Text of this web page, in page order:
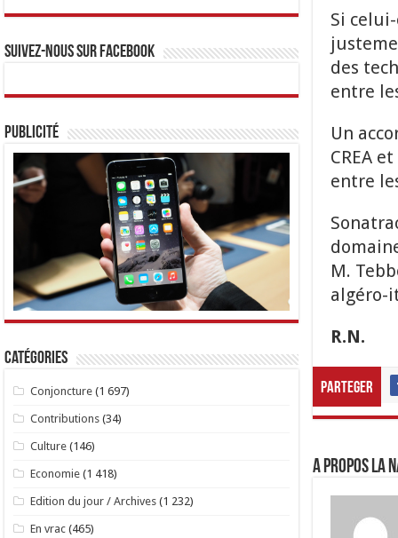
Si
des
entre
Un
CREA
entre
M.
algéro-
R.N.
Parteger
A propos LA
Suivez-nous sur Facebook
Publicité
Catégories
Conjoncture (1 697)
Contributions (34)
Culture (146)
Economie (1 418)
Edition du jour / Archives (1 232)
En vrac (465)